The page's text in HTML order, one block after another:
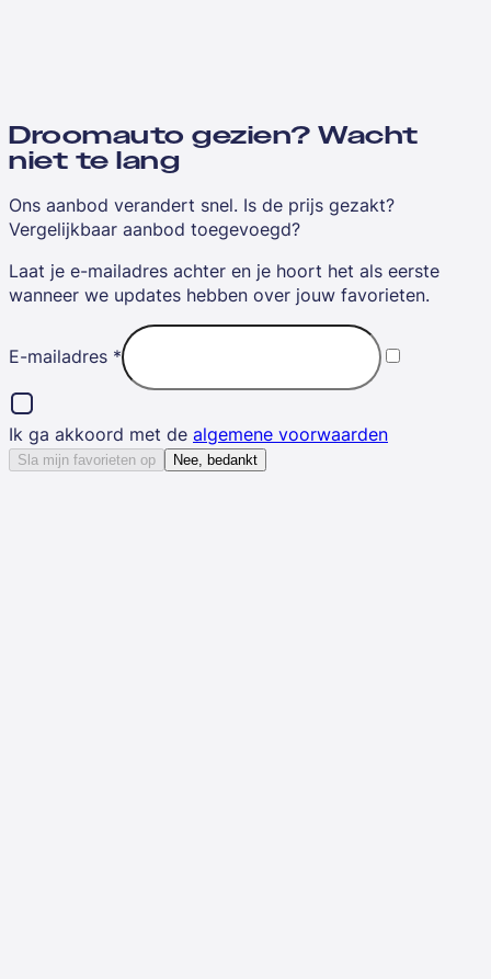
Droomauto gezien? Wacht
niet te lang
Ons aanbod verandert snel. Is de prijs gezakt?
Vergelijkbaar aanbod toegevoegd?
Laat je e-mailadres achter en je hoort het als eerste
wanneer we updates hebben over jouw favorieten.
E-mailadres *
Ik ga akkoord met de algemene voorwaarden
Sla mijn favorieten op Nee, bedankt